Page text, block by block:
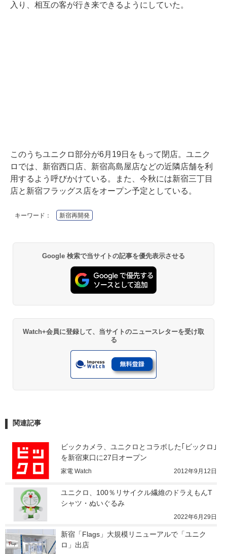
入り、相互の客が行き来できるようにしていた。
このうちユニクロ部分が6月19日をもって閉店。ユニク
ロでは、新宿西口店、新宿高島屋店などの近隣店舗を利
用するよう呼びかけている。また、今秋には新宿三丁目
店と新宿フラッグス店をオープン予定としている。
キーワード： 新宿再開発
Google 検索で当サイトの記事を優先表示させる
Watch+会員に登録して、当サイトのニュースレターを受け取
る
関連記事
ビックカメラ、ユニクロとコラボした｢ビックロ｣
を新宿東口に27日オープン
家電 Watch 2012年9月12日
ユニクロ、100％リサイクル繊維のドラえもんT
シャツ・ぬいぐるみ
2022年6月29日
新宿「Flags」大規模リニューアルで「ユニク
ロ」出店